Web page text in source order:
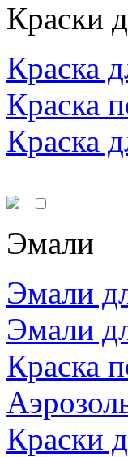
Краски
Краска
Краска
Краска
Эмали
Эмали
Эмали
Краска
Краски